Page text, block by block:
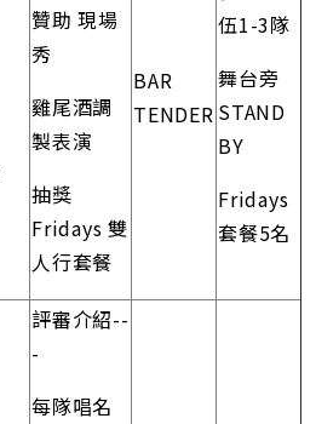
贊助 現場
秀
雞尾酒調
製表演
抽獎
Fridays 雙
人行套餐
BAR
TENDER
伍1-3隊
舞台旁
STAND
BY
Fridays
套餐5名
評審介紹--
-
每隊唱名